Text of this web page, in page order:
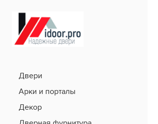
Двери
Арки и порталы
Декор